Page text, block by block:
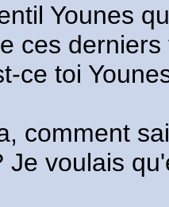
Younes
ces
ce toi
comment
Je voulais